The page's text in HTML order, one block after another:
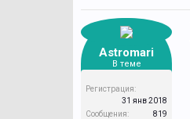
Astromari
В теме
Регистрация:
31 янв 2018
Сообщения:
819